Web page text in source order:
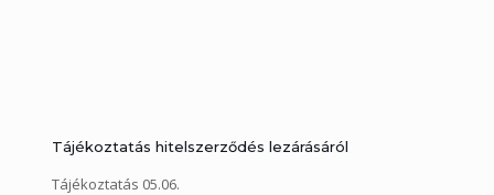
Tájékoztatás hitelszerződés lezárásáról
Tájékoztatás 05.06.